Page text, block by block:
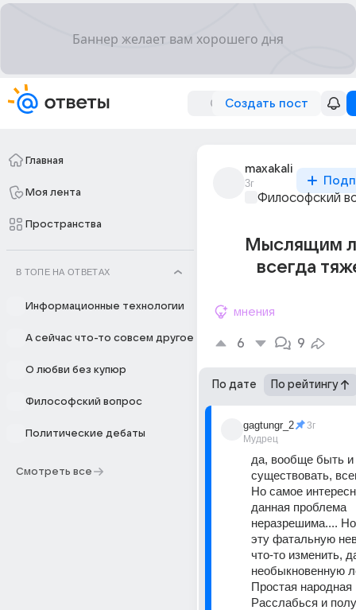
Создать пост
Главная
Моя лента
Пространства
В ТОПЕ НА ОТВЕТАХ
Информационные технологии
А сейчас что-то совсем другое
О любви без купюр
Философский вопрос
Политические дебаты
Смотреть все
maxakali
3г
Философский
Мыслящим
всегда
мнения
6 9
По дате По рейтингу
gagtungr_2
Мудрец
3г
да, вообще быть и
существовать,
Но самое
данная проблема
неразрешима....
эту фатальную
что-то изменить,
необыкновенную
Простая народная
Расслабься и